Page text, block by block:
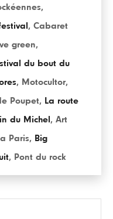
,
, Cabaret
green,
du bout du
, Motocultor,
Poupet, La route
du Michel , Art
Paris, Big
, Pont du rock